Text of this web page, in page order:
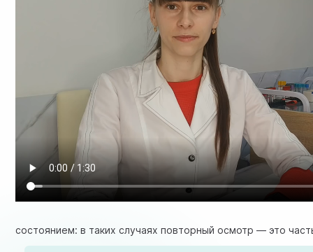
состоянием: в таких случаях повторный осмотр — это